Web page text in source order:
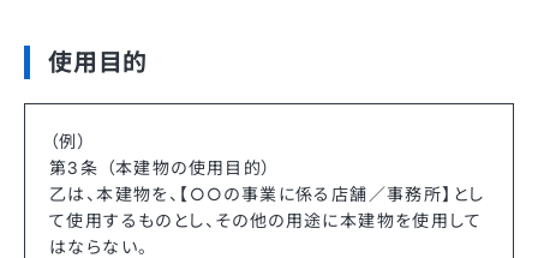
使用目的
（例）
第3条 （本建物の使用目的）
乙は、本建物を、【○○の事業に係る店舗／事務所】とし
て使用するものとし、その他の用途に本建物を使用して
はならない。